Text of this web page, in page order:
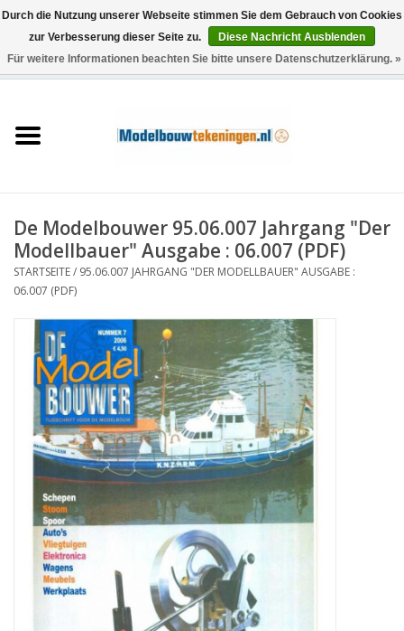
0 Artikel - €0,00
Schiffe
Holzbau
Landschaft
Maschinen
Dokumentation
Zeitschriften
Neue Zeichnungen
NEUE ZEITSCHRIFTEN
ABONNEMENT DER
De Modelbouwer 95.06.007 Jahrgang "Der
Modellbauer" Ausgabe : 06.007 (PDF)
STARTSEITE/ 95.06.007 JAHRGANG "DER MODELLBAUER" AUSGABE :
06.007 (PDF)
Durch die Nutzung unserer Webseite stimmen Sie dem Gebrauch von Cookies
zur Verbesserung dieser Seite zu.
Diese Nachricht Ausblenden
Für weitere Informationen beachten Sie bitte unsere Datenschutzerklärung. »